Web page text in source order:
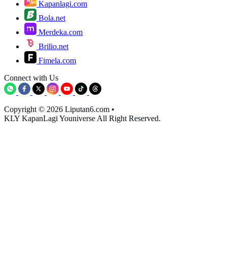
Kapanlagi.com
Bola.net
Merdeka.com
Brilio.net
Fimela.com
Connect with Us
Copyright © 2026 Liputan6.com •
KLY KapanLagi Youniverse All Right Reserved.